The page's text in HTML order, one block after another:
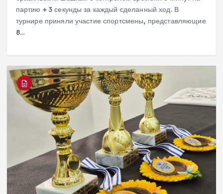
партию + 3 секунды за каждый сделанный ход. В
турнире приняли участие спортсмены, представляющие
8…